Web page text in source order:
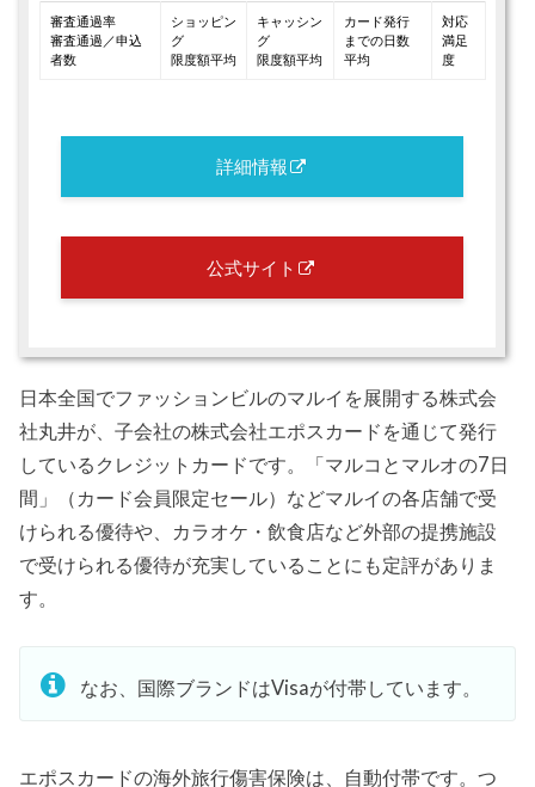
審査通過率
審査通過／申込
者数
ショッピン
グ
限度額平均
キャッシン
グ
限度額平均
カード発行
までの日数
平均
対応
満足
度
詳細情報
公式サイト
日本全国でファッションビルのマルイを展開する株式会
社丸井が、子会社の株式会社エポスカードを通じて発行
しているクレジットカードです。「マルコとマルオの7日
間」（カード会員限定セール）などマルイの各店舗で受
けられる優待や、カラオケ・飲食店など外部の提携施設
で受けられる優待が充実していることにも定評がありま
す。
なお、国際ブランドはVisaが付帯しています。
エポスカードの海外旅行傷害保険は、自動付帯です。つ